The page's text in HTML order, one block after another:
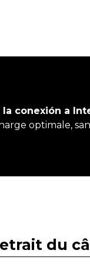
conexión a
optimale,
du